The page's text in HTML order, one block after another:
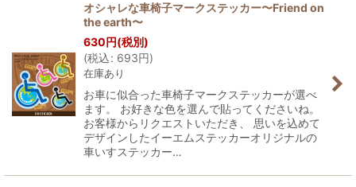
オシャレな車椅子マークステッカー〜Friend on
the earth〜
630円(税別)
(税込: 693円)
在庫あり
お車に似合った車椅子マークステッカーが選べ
ます。 お好きな色を選んで貼ってくださいね。
お客様からリクエストいただき、 思いを込めて
デザインしたイーエムステッカーオリジナルの
車いすステッカー…